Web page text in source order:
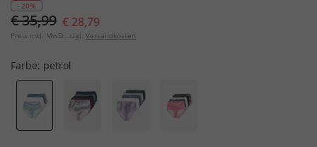
- 20%
€ 35,99 € 28,79
Preis inkl. MwSt. zzgl. Versandkosten
Farbe: petrol